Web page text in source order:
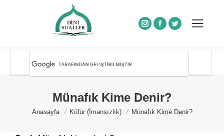
Instagram
Facebook
Twitter
Münafık Kime Denir?
You are here:
Anasayfa Küfür (İmansızlık) Münafık Kime Denir?